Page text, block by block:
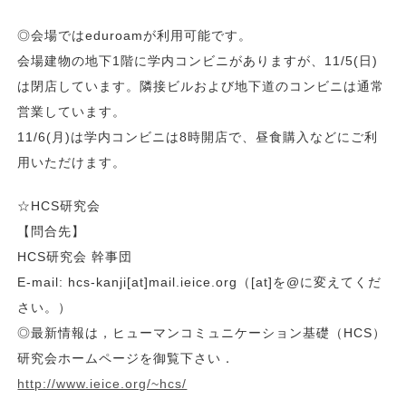
◎会場ではeduroamが利用可能です。
会場建物の地下1階に学内コンビニがありますが、11/5(日)
は閉店しています。隣接ビルおよび地下道のコンビニは通常
営業しています。
11/6(月)は学内コンビニは8時開店で、昼食購入などにご利
用いただけます。
☆HCS研究会
【問合先】
HCS研究会 幹事団
E-mail: hcs-kanji[at]mail.ieice.org（[at]を@に変えてくだ
さい。）
◎最新情報は，ヒューマンコミュニケーション基礎（HCS）
研究会ホームページを御覧下さい．
http://www.ieice.org/~hcs/